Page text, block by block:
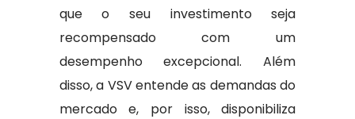
que o seu investimento seja
recompensado com um
desempenho excepcional. Além
disso, a VSV entende as demandas do
mercado e, por isso, disponibiliza